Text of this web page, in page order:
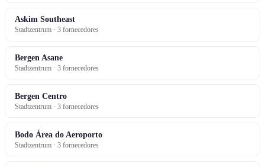
Askim Southeast
Stadtzentrum · 3 fornecedores
Bergen Asane
Stadtzentrum · 3 fornecedores
Bergen Centro
Stadtzentrum · 3 fornecedores
Bodo Área do Aeroporto
Stadtzentrum · 3 fornecedores